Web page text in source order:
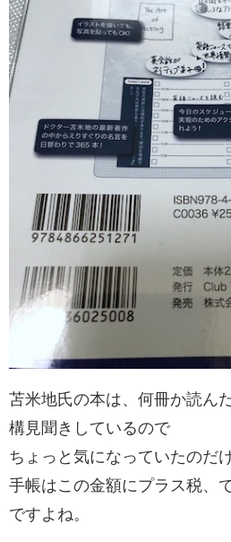
苫米地氏の本は、何冊か読ん
構見聞きしているので
ちょっと気になっていたのだ
手帳はこの金額にプラス税、
ですよね。